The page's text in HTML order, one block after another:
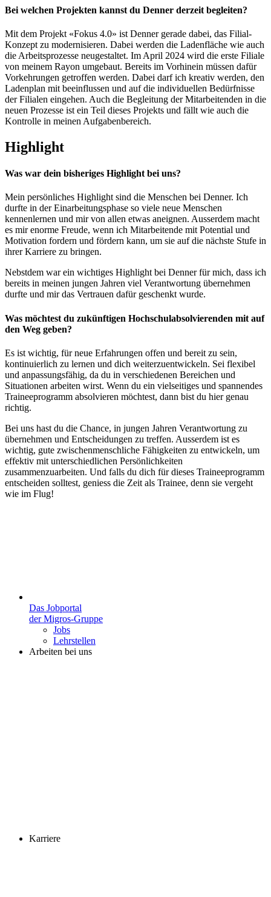
Bei welchen Projekten kannst du Denner derzeit begleiten?
Mit dem Projekt «Fokus 4.0» ist Denner gerade dabei, das Filial-
Konzept zu modernisieren. Dabei werden die Ladenfläche wie auch
die Arbeitsprozesse neugestaltet. Im April 2024 wird die erste Filiale
von meinem Rayon umgebaut. Bereits im Vorhinein müssen dafür
Vorkehrungen getroffen werden. Dabei darf ich kreativ werden, den
Ladenplan mit beeinflussen und auf die individuellen Bedürfnisse
der Filialen eingehen. Auch die Begleitung der Mitarbeitenden in die
neuen Prozesse ist ein Teil dieses Projekts und fällt wie auch die
Kontrolle in meinen Aufgabenbereich.
Highlight
Was war dein bisheriges Highlight bei uns?
Mein persönliches Highlight sind die Menschen bei Denner. Ich
durfte in der Einarbeitungsphase so viele neue Menschen
kennenlernen und mir von allen etwas aneignen. Ausserdem macht
es mir enorme Freude, wenn ich Mitarbeitende mit Potential und
Motivation fordern und fördern kann, um sie auf die nächste Stufe in
ihrer Karriere zu bringen.
Nebstdem war ein wichtiges Highlight bei Denner für mich, dass ich
bereits in meinen jungen Jahren viel Verantwortung übernehmen
durfte und mir das Vertrauen dafür geschenkt wurde.
Was möchtest du zukünftigen Hochschulabsolvierenden mit auf
den Weg geben?
Es ist wichtig, für neue Erfahrungen offen und bereit zu sein,
kontinuierlich zu lernen und dich weiterzuentwickeln. Sei flexibel
und anpassungsfähig, da du in verschiedenen Bereichen und
Situationen arbeiten wirst. Wenn du ein vielseitiges und spannendes
Traineeprogramm absolvieren möchtest, dann bist du hier genau
richtig.
Bei uns hast du die Chance, in jungen Jahren Verantwortung zu
übernehmen und Entscheidungen zu treffen. Ausserdem ist es
wichtig, gute zwischenmenschliche Fähigkeiten zu entwickeln, um
effektiv mit unterschiedlichen Persönlichkeiten
zusammenzuarbeiten. Und falls du dich für dieses Traineeprogramm
entscheiden solltest, geniess die Zeit als Trainee, denn sie vergeht
wie im Flug!
Das Jobportal
der Migros-Gruppe
Jobs
Lehrstellen
Arbeiten bei uns
Karriere